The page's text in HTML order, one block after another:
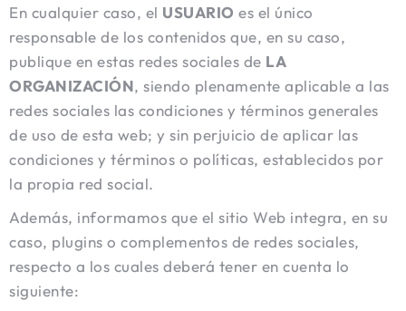
En cualquier caso, el USUARIO es el único
responsable de los contenidos que, en su caso,
publique en estas redes sociales de LA
ORGANIZACIÓN, siendo plenamente aplicable a las
redes sociales las condiciones y términos generales
de uso de esta web; y sin perjuicio de aplicar las
condiciones y términos o políticas, establecidos por
la propia red social.
Además, informamos que el sitio Web integra, en su
caso, plugins o complementos de redes sociales,
respecto a los cuales deberá tener en cuenta lo
siguiente: